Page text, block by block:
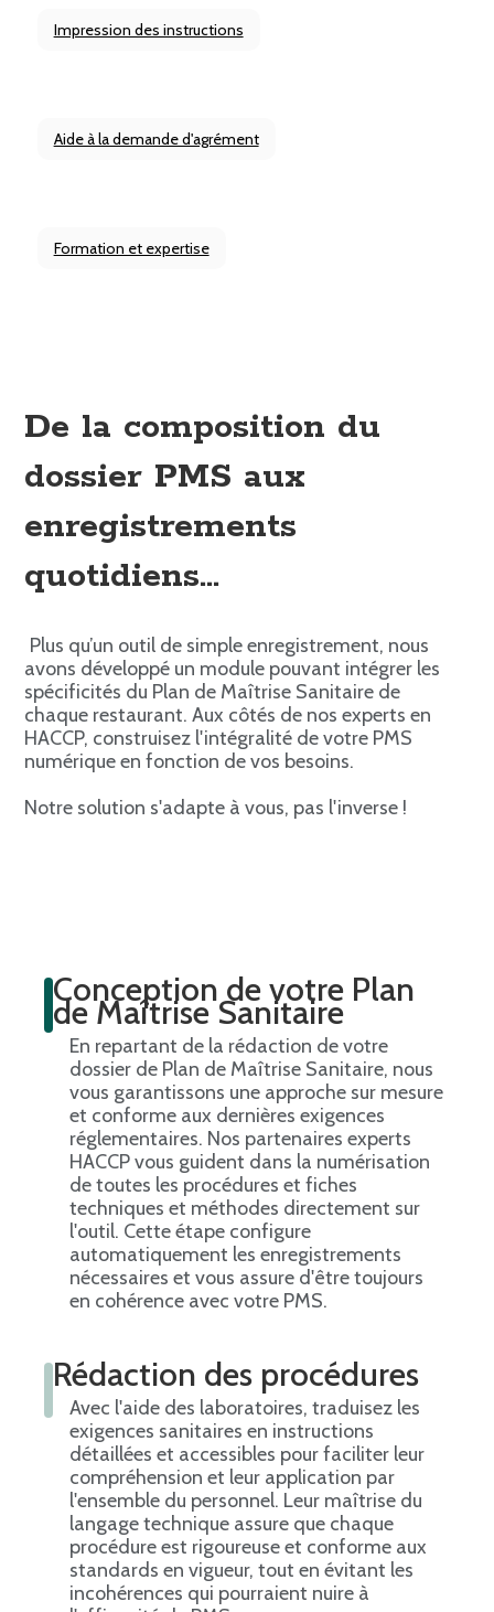
Impression des instructions
Aide à la demande d'agrément
Formation et expertise
De la composition du
dossier PMS aux
enregistrements
quotidiens...
Plus qu’un outil de simple enregistrement, nous
avons développé un module pouvant intégrer les
spécificités du Plan de Maîtrise Sanitaire de
chaque restaurant. Aux côtés de nos experts en
HACCP, construisez l'intégralité de votre PMS
numérique en fonction de vos besoins.
Notre solution s'adapte à vous, pas l'inverse !
Conception de votre Plan
de Maîtrise Sanitaire
En repartant de la rédaction de votre
dossier de Plan de Maîtrise Sanitaire, nous
vous garantissons une approche sur mesure
et conforme aux dernières exigences
réglementaires. Nos partenaires experts
HACCP vous guident dans la numérisation
de toutes les procédures et fiches
techniques et méthodes directement sur
l'outil. Cette étape configure
automatiquement les enregistrements
nécessaires et vous assure d'être toujours
en cohérence avec votre PMS.
Rédaction des procédures
Avec l'aide des laboratoires, traduisez les
exigences sanitaires en instructions
détaillées et accessibles pour faciliter leur
compréhension et leur application par
l'ensemble du personnel. Leur maîtrise du
langage technique assure que chaque
procédure est rigoureuse et conforme aux
standards en vigueur, tout en évitant les
incohérences qui pourraient nuire à